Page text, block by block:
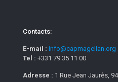
Contacts:
E-mail : info@capmagellan.org
Tel : +331 79 35 11 00
Adresse : 1 Rue Jean Jaurès,